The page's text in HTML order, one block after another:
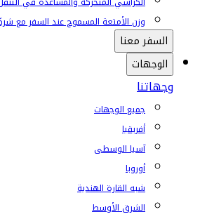
وزن الأمتعة المسموح عند السفر مع
السفر معنا
الوجهات
وجهاتنا
جميع الوجهات
أفريقيا
آسيا الوسطى
أوروبا
شبه القارة الهندية
الشرق الأوسط